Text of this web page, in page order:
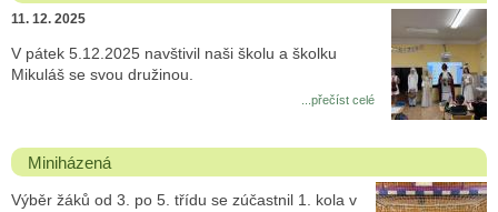
11. 12. 2025
V pátek 5.12.2025 navštivil naši školu a školku
Mikuláš se svou družinou.
...přečíst celé
Miniházená
Výběr žáků od 3. po 5. třídu se zúčastnil 1. kola v